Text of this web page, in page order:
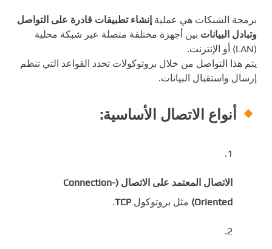
برمجة الشبكات هي عملية إنشاء تطبيقات قادرة على التواصل
وتبادل البيانات بين أجهزة مختلفة متصلة عبر شبكة محلية
(LAN) أو الإنترنت.
يتم هذا التواصل من خلال بروتوكولات تحدد القواعد التي تنظم
إرسال واستقبال البيانات.
أنواع الاتصال الأساسية:
الاتصال المعتمد على الاتصال (Connection-
Oriented) مثل بروتوكول TCP
.